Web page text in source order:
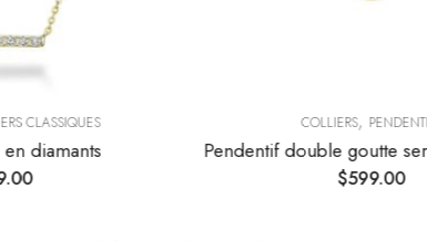
CLASSIQUES
diamants
COLLIERS,
Pendentif double goutte
$599.00